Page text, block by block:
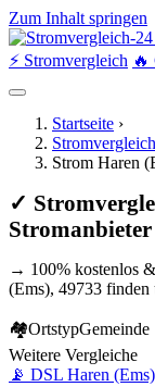
Zum Inhalt springen
⚡ Stromvergleich 🔥
Startseite ›
Stromvergleich
Strom Haren
✓
Stromanbieter
→ 100% kostenlos
(Ems), 49733
🏘OrtstypGemeinde
Weitere Vergleiche
📡 DSL Haren (Ems)